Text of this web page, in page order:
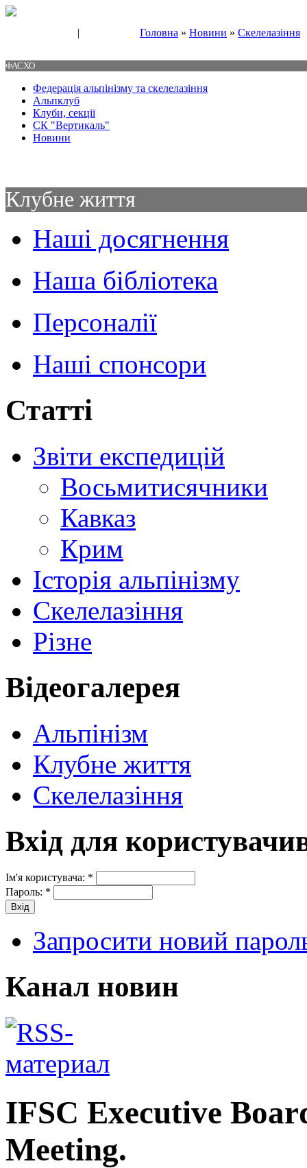
| Головна » Новини » Скелелазіння
ФАСХО
Федерація альпінізму та скелелазіння
Альпклуб
Клуби, секції
СК "Вертикаль"
Новини
Клубне життя
Наші досягнення
Наша бібліотека
Персоналії
Наші спонсори
Статті
Звіти експедицій
Восьмитисячники
Кавказ
Крим
Історія альпінізму
Скелелазіння
Різне
Відеогалерея
Альпінізм
Клубне життя
Скелелазіння
Вхід для
Ім'я користувача: *
Пароль: *
Запросити новий
Канал новин
IFSC Executive
Meeting.